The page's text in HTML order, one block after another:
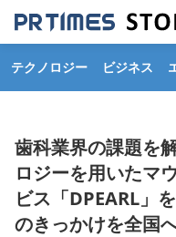
テクノロジー ビジネス
歯科業界の課題を
ロジーを用いたマ
ビス「DPEARL」
のきっかけを全国